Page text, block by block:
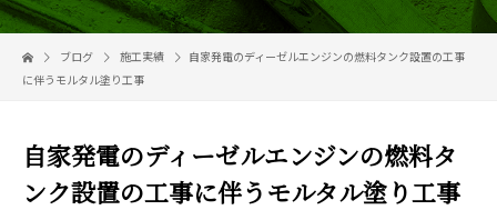
ブログ 施工実績
自家発電のディーゼルエンジンの燃料タンク設置の工事
に伴うモルタル塗り工事
自家発電のディーゼルエンジンの燃料タ
ンク設置の工事に伴うモルタル塗り工事